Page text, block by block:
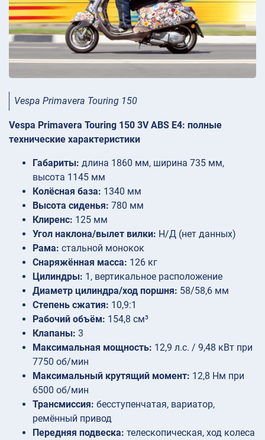
Vespa Primavera Touring 150
Vespa Primavera Touring 150 3V ABS E4: полные
технические характеристики
Габариты: длина 1860 мм, ширина 735 мм,
высота 1145 мм
Колёсная база: 1340 мм
Высота сиденья: 780 мм
Клиренс: 125 мм
Угол наклона/вылет вилки: Н/Д (нет данных)
Рама: стальной монокок
Снаряжённая масса: 126 кг
Цилиндры: 1, вертикальное расположение
Диаметр цилиндра/ход поршня: 58/58,6 мм
Степень сжатия: 10,9:1
Рабочий объём: 154,8 см³
Клапаны: 3
Максимальная мощность: 12,9 л.с. / 9,48 кВт при
7750 об/мин
Максимальный крутящий момент: 12,8 Нм при
6500 об/мин
Трансмиссия: бесступенчатая, вариатор,
ремённый привод
Передняя подвеска: телескопическая, ход колеса